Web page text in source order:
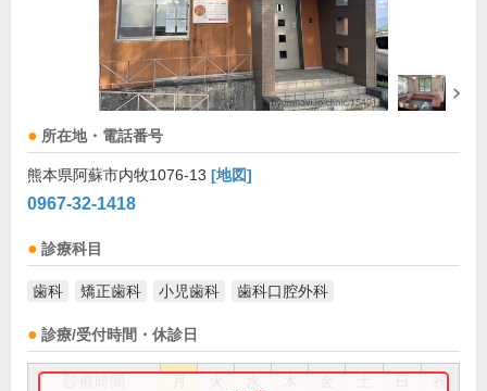
所在地・電話番号
熊本県阿蘇市内牧1076-13 [地図]
0967-32-1418
診療科目
歯科 矯正歯科 小児歯科 歯科口腔外科
診療/受付時間・休診日
祝